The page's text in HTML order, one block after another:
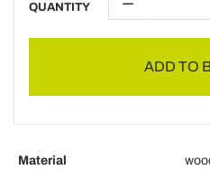
QUANTITY
ADD TO
Material